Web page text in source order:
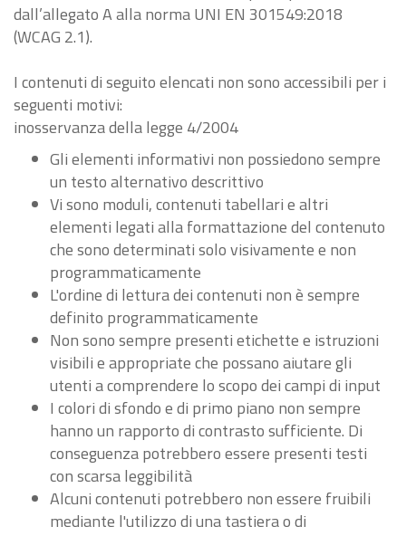
dall’allegato A alla norma UNI EN 301549:2018
(WCAG 2.1).
I contenuti di seguito elencati non sono accessibili per i
seguenti motivi:
inosservanza della legge 4/2004
Gli elementi informativi non possiedono sempre
un testo alternativo descrittivo
Vi sono moduli, contenuti tabellari e altri
elementi legati alla formattazione del contenuto
che sono determinati solo visivamente e non
programmaticamente
L'ordine di lettura dei contenuti non è sempre
definito programmaticamente
Non sono sempre presenti etichette e istruzioni
visibili e appropriate che possano aiutare gli
utenti a comprendere lo scopo dei campi di input
I colori di sfondo e di primo piano non sempre
hanno un rapporto di contrasto sufficiente. Di
conseguenza potrebbero essere presenti testi
con scarsa leggibilità
Alcuni contenuti potrebbero non essere fruibili
mediante l'utilizzo di una tastiera o di